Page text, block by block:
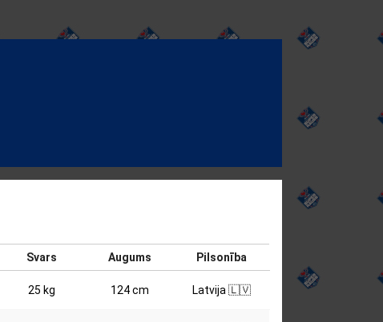
Svars Augums Pilsonība
25 kg 124 cm Latvija 🇱🇻